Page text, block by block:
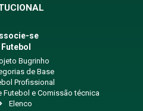
se
Futebol
Bugrinho
de Base
Profissional
Futebol e Comissão técnica
Elenco